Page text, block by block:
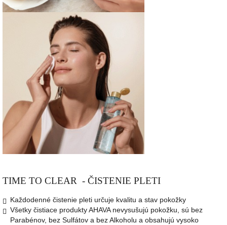
TIME TO CLEAR - ČISTENIE PLETI
Každodenné čistenie pleti určuje kvalitu a stav pokožky
Všetky čistiace produkty AHAVA nevysušujú pokožku, sú bez
Parabénov, bez Sulfátov a bez Alkoholu a obsahujú vysoko